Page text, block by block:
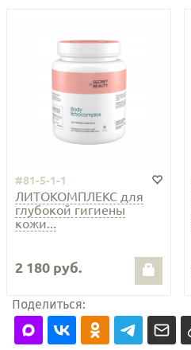
#81-5-1-1
ЛИТОКОМПЛЕКС для
глубокой гигиены
кожи...
2 180 руб.
Поделиться: